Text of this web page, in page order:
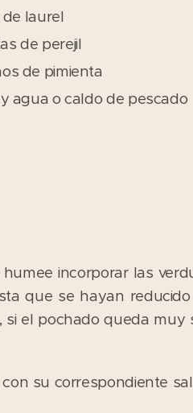
de laurel
de perejil
de pimienta
agua o caldo de pescado
incorporar las
que se hayan
si el pochado queda muy
su correspondiente